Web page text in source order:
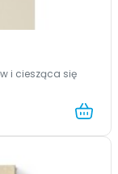
i ciesząca się